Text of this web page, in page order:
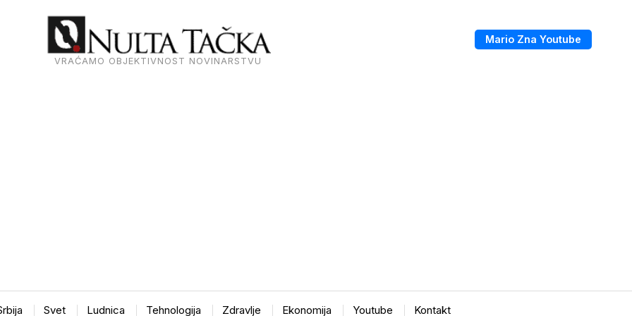
VRAĆAMO OBJEKTIVNOST NOVINARSTVU
Mario Zna Youtube
Svet Ludnica Tehnologija Zdravlje Ekonomija Youtube Kontakt